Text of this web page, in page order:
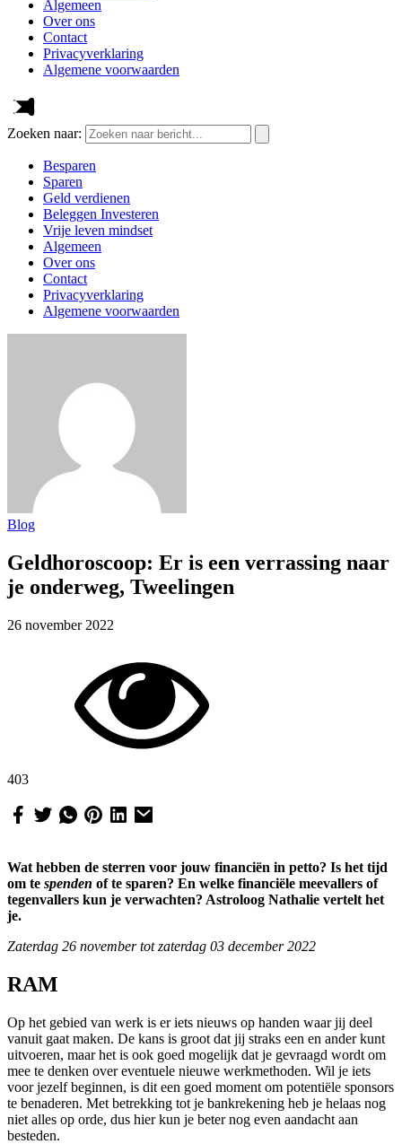
Algemeen
Over ons
Contact
Privacyverklaring
Algemene voorwaarden
Zoeken naar:
Besparen
Sparen
Geld verdienen
Beleggen Investeren
Vrije leven mindset
Algemeen
Over ons
Contact
Privacyverklaring
Algemene voorwaarden
Blog
Geldhoroscoop: Er is een verrassing naar
je onderweg, Tweelingen
26 november 2022
403
Wat hebben de sterren voor jouw financiën in petto? Is het tijd
om te spenden of te sparen? En welke financiële meevallers of
tegenvallers kun je verwachten? Astroloog Nathalie vertelt het
je.
Zaterdag 26 november tot zaterdag 03 december 2022
RAM
Op het gebied van werk is er iets nieuws op handen waar jij deel
vanuit gaat maken. De kans is groot dat jij straks een en ander kunt
uitvoeren, maar het is ook goed mogelijk dat je gevraagd wordt om
mee te denken over eventuele nieuwe werkmethoden. Wil je iets
voor jezelf beginnen, is dit een goed moment om potentiële sponsors
te benaderen. Met betrekking tot je bankrekening heb je helaas nog
niet alles op orde, dus hier kun je beter nog even aandacht aan
besteden.